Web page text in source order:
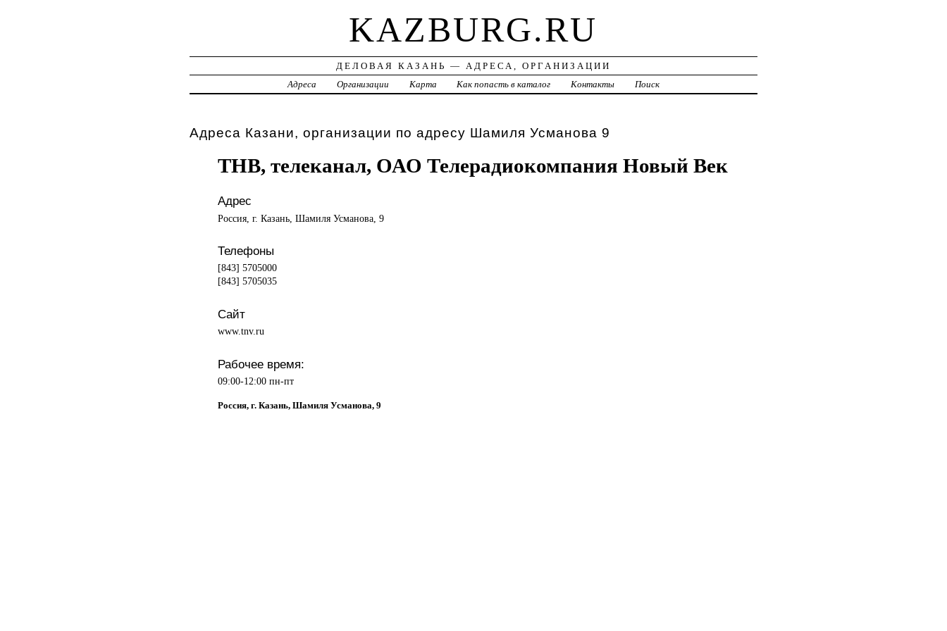
KAZBURG.RU
ДЕЛОВАЯ КАЗАНЬ — АДРЕСА, ОРГАНИЗАЦИИ
Адреса
Организации Карта Как попасть в каталог Контакты Поиск
Адреса Казани, организации по адресу Шамиля Усманова 9
ТНВ, телеканал, ОАО Телерадиокомпания Новый Век
Адрес
Россия, г. Казань, Шамиля Усманова, 9
Телефоны
[843] 5705000
[843] 5705035
Сайт
www.tnv.ru
Рабочее время:
09:00-12:00 пн-пт
Россия, г. Казань, Шамиля Усманова, 9